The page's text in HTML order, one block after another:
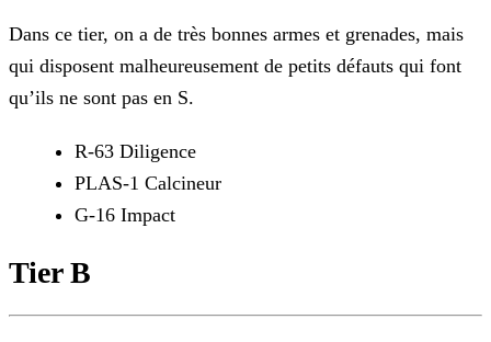
Dans ce tier, on a de très bonnes armes et grenades, mais
qui disposent malheureusement de petits défauts qui font
qu’ils ne sont pas en S.
R-63 Diligence
PLAS-1 Calcineur
G-16 Impact
Tier B